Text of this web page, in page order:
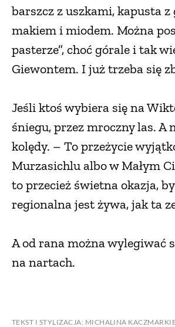
barszcz z uszkami, kapusta
makiem i miodem. Można
pasterze”, choć górale i tak
Giewontem. I już trzeba się
Jeśli ktoś wybiera się na
śniegu, przez mroczny las. A
kolędy. – To przeżycie
Murzasichlu albo w Małym
to przecież świetna okazja,
regionalna jest żywa, jak ta
A od rana można wylegiwać
na nartach.
TEKST I STYLIZACJA: MICHALINA